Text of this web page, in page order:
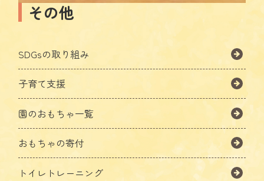
その他
SDGsの取り組み
子育て支援
園のおもちゃ一覧
おもちゃの寄付
トイレトレーニング